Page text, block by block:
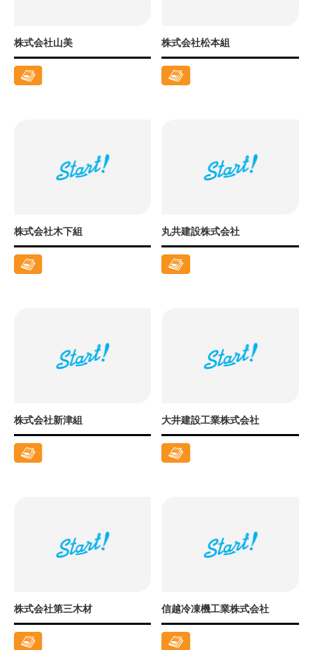
株式会社山美 株式会社松本組
株式会社木下組 丸共建設株式会社
株式会社新津組 大井建設工業株式会社
株式会社第三木材 信越冷凍機工業株式会社